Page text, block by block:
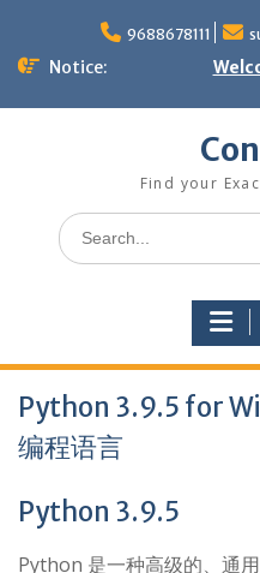
content
9688678111
Notice:
Find your
Search
for:
Python 3.9.5 for
编程语言
Python 3.9.5
Python 是一种高级的、通